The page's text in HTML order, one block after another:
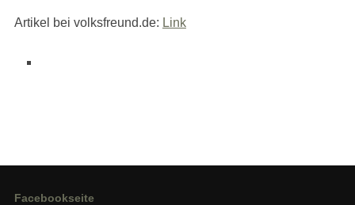
Artikel bei volksfreund.de: Link
Facebookseite